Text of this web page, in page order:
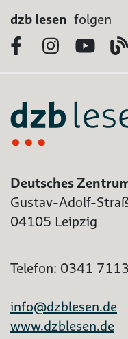
dzb lesen folgen
FacebookInstagram
Deutsches
Gustav-Adolf-
04105 Leipzig
Telefon: 0341
info@dzblesen.de
www.dzblesen.de